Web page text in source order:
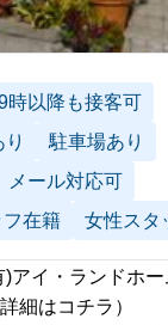
時以降も接客可
駐車場あり
メール対応可
在籍
女性スタ
)アイ・ランドホー
詳細はコチラ）